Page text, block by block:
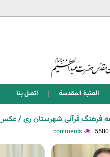
العتبة المقدسة اتصل بنا
فرهنگ قرآنی شهرستان ری /